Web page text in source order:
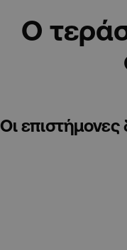
O
Οι επιστήμονες